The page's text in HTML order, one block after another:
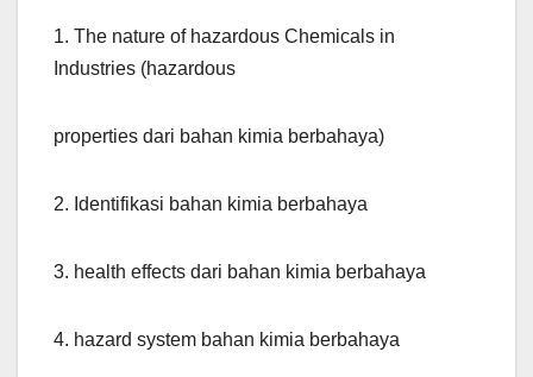
1. The nature of hazardous Chemicals in
Industries (hazardous
properties dari bahan kimia berbahaya)
2. Identifikasi bahan kimia berbahaya
3. health effects dari bahan kimia berbahaya
4. hazard system bahan kimia berbahaya